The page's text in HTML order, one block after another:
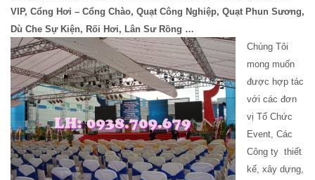
VIP, Cổng Hơi – Cổng Chào, Quạt Công Nghiệp, Quạt Phun Sương,
Dù Che Sự Kiện, Rối Hơi, Lân Sư Rồng …
Chúng Tôi
mong muốn
được hợp tác
với các đơn
vị Tổ Chức
Event, Các
Công ty thiết
kế, xây dựng,